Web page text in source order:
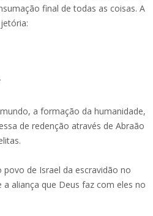
final de todas as coisas. A
a formação da humanidade,
de redenção através de Abraão
de Israel da escravidão no
aliança que Deus faz com eles no